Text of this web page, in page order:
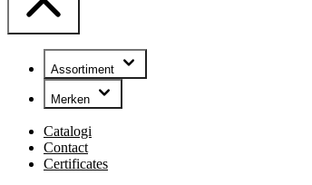
Assortiment
Merken
Catalogi
Contact
Certificates